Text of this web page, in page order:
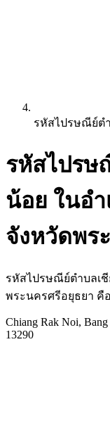
รหัสไปรษณีย์ต
รหัสไปรษ
น้อย ในอ
จังหวัดพร
รหัสไปรษณีย์ตำบลเชี
พระนครศรีอยุธยา คือ
Chiang Rak Noi,
13290